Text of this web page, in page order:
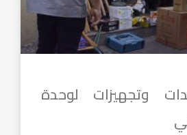
وتجهيزات لوحدة